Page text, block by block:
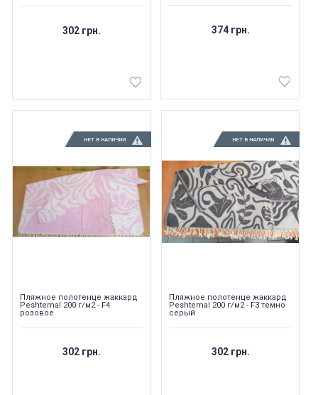
302 грн. 374 грн.
НЕТ В НАЛИЧИИ
Пляжное полотенце жаккард
Peshtemal 200 г/м2 - F4
розовое
302 грн.
НЕТ В НАЛИЧИИ
Пляжное полотенце жаккард
Peshtemal 200 г/м2 - F3 темно
серый
302 грн.